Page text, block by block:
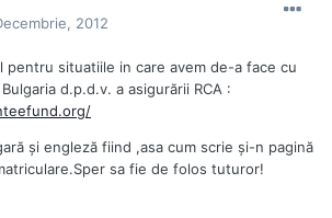
2012
pentru situatiile in care avem de-a face cu
d.p.d.v. a asigurării RCA :
și engleză fiind ,asa cum scrie și-n pagină
sa fie de folos tuturor!